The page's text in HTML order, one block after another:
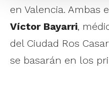
en Valencia. Ambas
Víctor Bayarri,
del Ciudad Ros
se basarán en los